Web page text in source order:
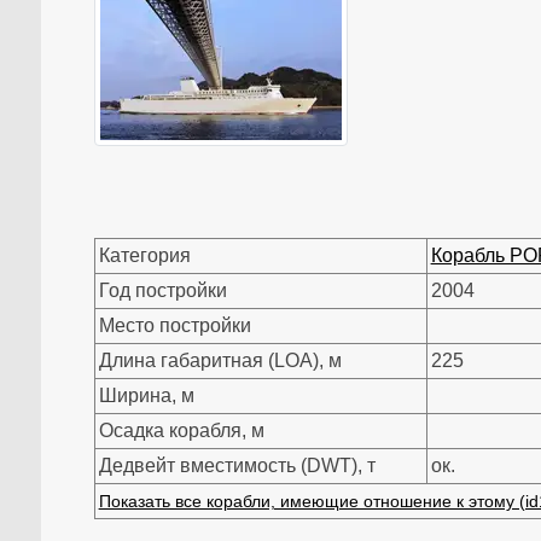
Категория
Корабль
Год постройки
2004
Место постройки
Длина габаритная (LOA), м
225
Ширина, м
Осадка корабля, м
Дедвейт вместимость (DWT), т
ок.
Показать все корабли, имеющие отношение к этому